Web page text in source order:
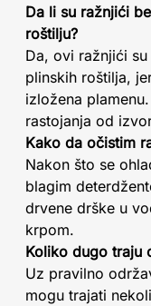
Da li su ražnjići
roštilju?
Da, ovi ražnjići
plinskih roštilja,
izložena
rastojanja od
Kako da očistim
Nakon što se
blagim
drvene drške u
krpom.
Koliko dugo traju
Uz pravilno
mogu trajati